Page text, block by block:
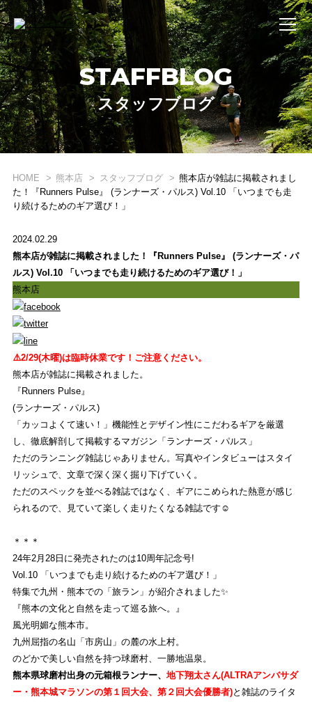
WHAT'S STRIDE LAB ?
STRIDE LABとは？
ONLINE SHOP
オンライン ショップ
EVENT
イベント
REVIEW
商品レビュー
COLUMN
コラム
SHOP
店舗一覧
RECRUIT
採用
KUMAMOTO
ストライトラボ熊本店 TOP
STAFFBLOG
スタッフブログ
HOME 熊本店 スタッフブログ
熊本店が雑誌に掲載されまし
た！『Runners Pulse』 (ランナーズ・パルス) Vol.10 「いつまでも走
り続けるためのギア選び！」
2024.02.29
熊本店が雑誌に掲載されました！『Runners Pulse』 (ランナーズ・パ
ルス) Vol.10 「いつまでも走り続けるためのギア選び！」
熊本店
⚠️2/29(木曜)は臨時休業です！ご注意ください。
熊本店が雑誌に掲載されました。
『Runners Pulse』
(ランナーズ・パルス)
「カッコよくて速い！」機能性とデザイン性にこだわるギアを厳選
し、徹底解剖して掲載するマガジン「ランナーズ・パルス」
ただのランニング雑誌じゃありません。写真やインタビューはスタイ
リッシュで、文章で深く深く掘り下げていく。
ただのスペックを並べる雑誌ではなく、ギアにこめられた熱意が感じ
られるので、見ていて楽しく走りたくなる雑誌です☺︎
＊＊＊
24年2月28日に発売されたのは10周年記念号!
Vol.10 「いつまでも走り続けるためのギア選び！」
特集で九州・熊本での「旅ラン」が紹介されました✨
『熊本の文化と自然を走って巡る旅へ。』
風光明媚な熊本市。
九州屈指の名山「市房山」の麓の水上村。
のどかで美しい自然を持つ球磨村、一勝地温泉。
熊本県球磨村出身の元箱根ランナー、 地下翔太さん(ALTRAアンバサダ
ー・熊本城マラソンの第１回大会、第２回大会優勝者)と雑誌のライタ